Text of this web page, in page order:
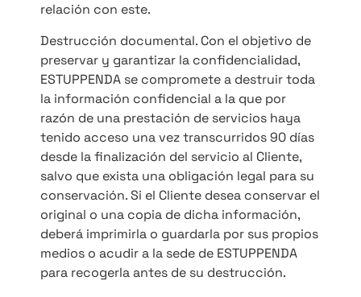
relación con este.
Destrucción documental. Con el objetivo de
preservar y garantizar la confidencialidad,
ESTUPPENDA se compromete a destruir toda
la información confidencial a la que por
razón de una prestación de servicios haya
tenido acceso una vez transcurridos 90 días
desde la finalización del servicio al Cliente,
salvo que exista una obligación legal para su
conservación. Si el Cliente desea conservar el
original o una copia de dicha información,
deberá imprimirla o guardarla por sus propios
medios o acudir a la sede de ESTUPPENDA
para recogerla antes de su destrucción.